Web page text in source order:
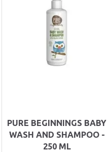
PURE BEGINNINGS BABY
WASH AND SHAMPOO -
250 ML